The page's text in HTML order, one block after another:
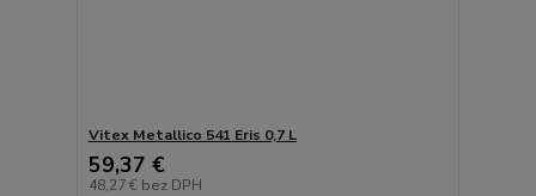
Vitex Metallico 541 Eris 0,7 L
59,37 €
48,27 € bez DPH